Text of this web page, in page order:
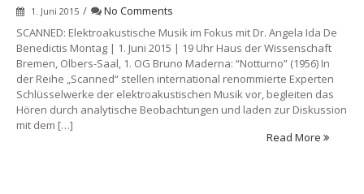
1. Juni 2015 /
No Comments
SCANNED: Elektroakustische Musik im Fokus mit Dr. Angela Ida De
Benedictis Montag | 1. Juni 2015 | 19 Uhr Haus der Wissenschaft
Bremen, Olbers-Saal, 1. OG Bruno Maderna: “Notturno” (1956) In
der Reihe „Scanned“ stellen international renommierte Experten
Schlüsselwerke der elektroakustischen Musik vor, begleiten das
Hören durch analytische Beobachtungen und laden zur Diskussion
mit dem […]
Read More